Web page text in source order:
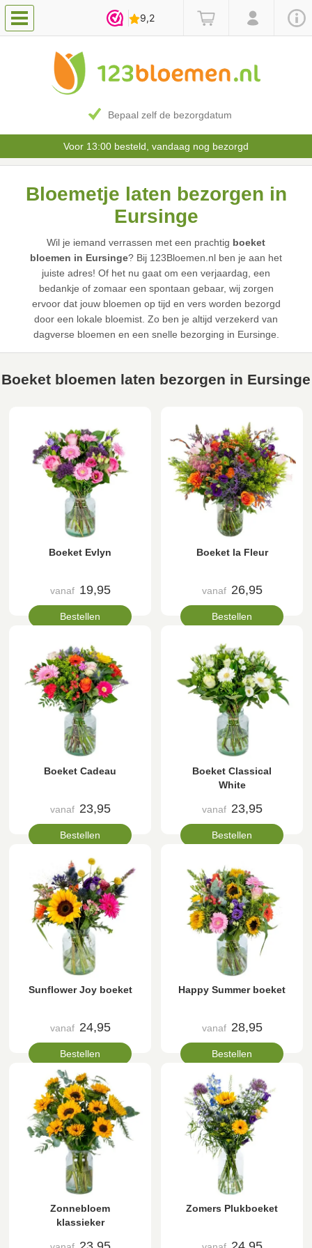
Bepaal zelf de bezorgdatum
Voor 13:00 besteld, vandaag nog bezorgd
Bloemetje laten bezorgen in
Eursinge
Wil je iemand verrassen met een prachtig boeket
bloemen in Eursinge? Bij 123Bloemen.nl ben je aan het
juiste adres! Of het nu gaat om een verjaardag, een
bedankje of zomaar een spontaan gebaar, wij zorgen
ervoor dat jouw bloemen op tijd en vers worden bezorgd
door een lokale bloemist. Zo ben je altijd verzekerd van
dagverse bloemen en een snelle bezorging in Eursinge.
Boeket bloemen laten bezorgen in Eursinge
Boeket Evlyn
vanaf 19,95
Bestellen
Boeket la Fleur
vanaf 26,95
Bestellen
Boeket Cadeau
vanaf 23,95
Bestellen
Boeket Classical
White
vanaf 23,95
Bestellen
Sunflower Joy boeket
vanaf 24,95
Bestellen
Happy Summer boeket
vanaf 28,95
Bestellen
Zonnebloem
klassieker
Zomers Plukboeket